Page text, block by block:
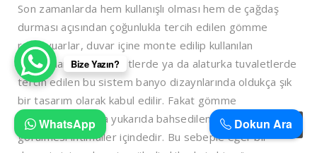
Son zamanlarda hem kullanışlı olması hem de çağdaş
durması açısından çoğunlukla tercih edilen gömme
rezervuarlar, duvar içine monte edilip kullanılan
rezervuarlardır. Klozetlerde ya da alaturka tuvaletlerde
tercih edilen bu sistem banyo dizaynlarında oldukça şık
bir tasarım olarak kabul edilir. Fakat gömme
rezervuarlarda da yukarıda bahsedilen problemlerin
görülmesi ihtimaller içindedir. Bu sebeple eğer bir
Dokun Ara
WhatsApp
Bize Yazın?